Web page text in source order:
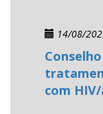
14/08/
com